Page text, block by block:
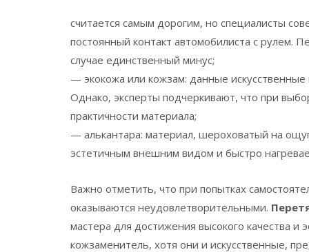
считается самым дорогим, но специалисты
постоянный контакт автомобилиста с
случае единственный минус;
— экокожа или кожзам: данные
Однако, эксперты подчеркивают, что при
практичности материала;
— алькантара: материал, шероховатый на
эстетичным внешним видом и быстро
Важно отметить, что при попытках
оказываются неудовлетворительными.
мастера для достижения высокого качества и
кожзаменитель, хотя они и искусственные,